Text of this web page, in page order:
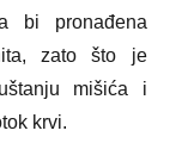
bi pronađena
zato što je
mišića i
krvi.